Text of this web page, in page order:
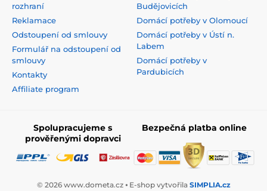
rozhraní
Reklamace
Odstoupení od smlouvy
Formulář na odstoupení od
smlouvy
Kontakty
Affiliate program
Budějovicích
Domácí potřeby v Olomoucí
Domácí potřeby v Ústí n.
Labem
Domácí potřeby v
Pardubicích
Spolupracujeme s
prověřenými dopravci
Bezpečná platba online
© 2026 www.dometa.cz ⦁ E-shop vytvořila SIMPLIA.cz